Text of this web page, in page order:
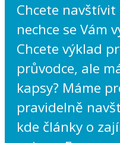
Chcete
nechce se Vám
Chcete výklad
průvodce, ale
kapsy? Máme
pravidelně
kde články o